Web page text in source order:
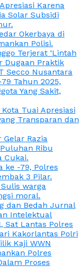
Karena
Solar Subsidi
Okerbaya di
Polisi.
Terjerat ‘Lintah
Dugaan Praktik
Secco Nusantara
Tahun 2025,
Yang Sakit,
Tuai Apresiasi
Transparan dan
Gelar Razia
Ribu
Cukai.
ke -79, Polres
3 Pilar.
warga
moral.
dan Bedah Jurnal
Intelektual
Sat Lantas Polres
Kakorlantas Polri
Kaji WWN
Polres
Proses